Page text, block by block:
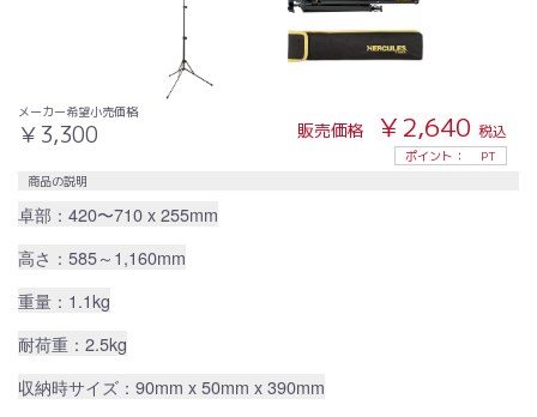
メーカー希望小売価格
￥3,300 販売価格 ￥2,640 税込
ポイント：
PT
商品の説明
卓部：420〜710 x 255mm
高さ：585～1,160mm
重量：1.1kg
耐荷重：2.5kg
収納時サイズ：90mm x 50mm x 390mm